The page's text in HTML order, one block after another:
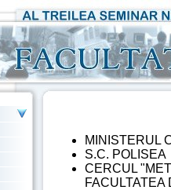
MINISTERUL
S.C. POLISEA
CERCUL